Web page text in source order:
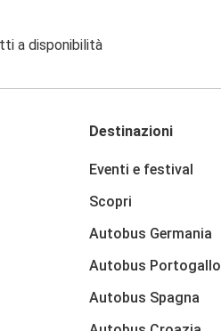
a disponibilità
Destinazioni
Eventi e festival
Scopri
Autobus Germania
Autobus Portogallo
Autobus Spagna